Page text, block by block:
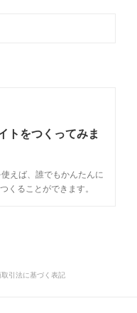
トをつくってみま
えば、誰でもかんたんに
くることができます。
引法に基づく表記